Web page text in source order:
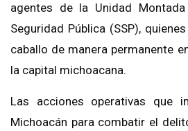
agentes de la Unidad
Seguridad Pública (SSP),
caballo de manera permanente
la capital michoacana.
Las acciones operativas que
Michoacán para combatir el